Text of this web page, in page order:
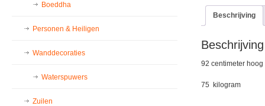
Beschrijving
Beschrijving
92 centimeter hoog
75 kilogram
Boeddha
Personen & Heiligen
Wanddecoraties
Waterspuwers
Zuilen